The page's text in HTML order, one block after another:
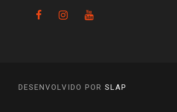
DESENVOLVIDO POR SLAP